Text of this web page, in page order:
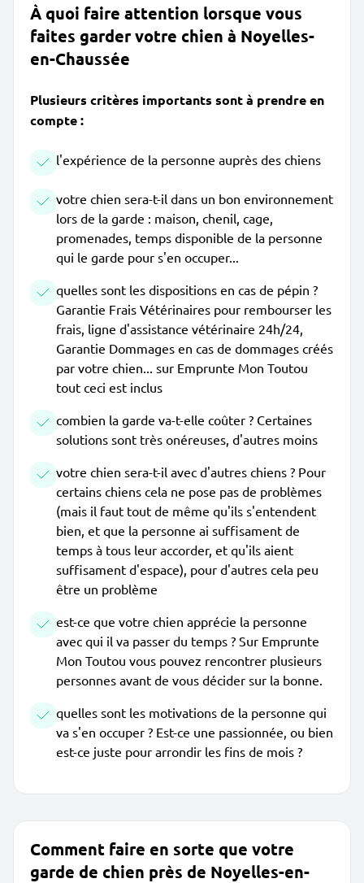
À quoi faire attention lorsque vous
faites garder votre chien à Noyelles-
en-Chaussée
Plusieurs critères importants sont à prendre en
compte :
l'expérience de la personne auprès des chiens
votre chien sera-t-il dans un bon environnement
lors de la garde : maison, chenil, cage,
promenades, temps disponible de la personne
qui le garde pour s'en occuper...
quelles sont les dispositions en cas de pépin ?
Garantie Frais Vétérinaires pour rembourser les
frais, ligne d'assistance vétérinaire 24h/24,
Garantie Dommages en cas de dommages créés
par votre chien... sur Emprunte Mon Toutou
tout ceci est inclus
combien la garde va-t-elle coûter ? Certaines
solutions sont très onéreuses, d'autres moins
votre chien sera-t-il avec d'autres chiens ? Pour
certains chiens cela ne pose pas de problèmes
(mais il faut tout de même qu'ils s'entendent
bien, et que la personne ai suffisament de
temps à tous leur accorder, et qu'ils aient
suffisament d'espace), pour d'autres cela peu
être un problème
est-ce que votre chien apprécie la personne
avec qui il va passer du temps ? Sur Emprunte
Mon Toutou vous pouvez rencontrer plusieurs
personnes avant de vous décider sur la bonne.
quelles sont les motivations de la personne qui
va s'en occuper ? Est-ce une passionnée, ou bien
est-ce juste pour arrondir les fins de mois ?
Comment faire en sorte que votre
garde de chien près de Noyelles-en-